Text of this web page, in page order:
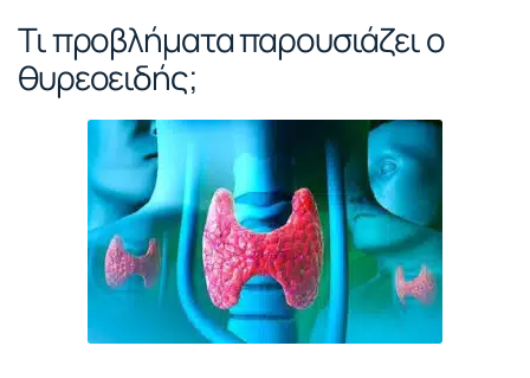
Τι προβλήματα παρουσιάζει ο
θυρεοειδής;